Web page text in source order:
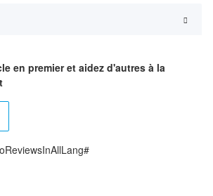
en premier et aidez d'autres à la